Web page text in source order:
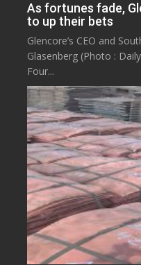
As fortunes fade,
to up their bets
Glencore’s CEO and
Glasenberg (Photo :
Four...